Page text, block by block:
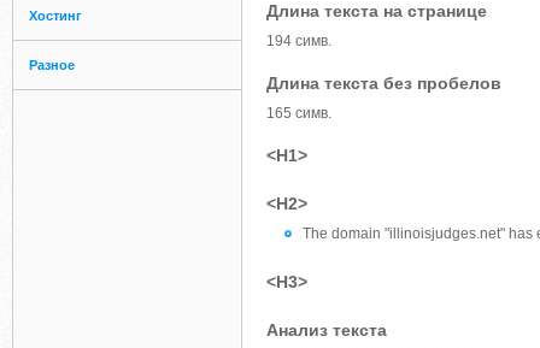
Хостинг
Разное
Длина текста на странице
194 симв.
Длина текста без пробелов
165 симв.
<H1>
<H2>
The domain "illinoisjudges.net" has
<H3>
Анализ текста